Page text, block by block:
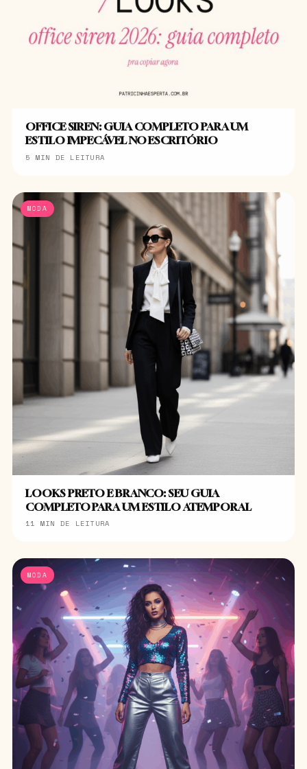
OFFICE SIREN: GUIA COMPLETO PARA UM
ESTILO IMPECÁVEL NO ESCRITÓRIO
5 MIN DE LEITURA
MODA
LOOKS PRETO E BRANCO: SEU GUIA
COMPLETO PARA UM ESTILO ATEMPORAL
11 MIN DE LEITURA
MODA